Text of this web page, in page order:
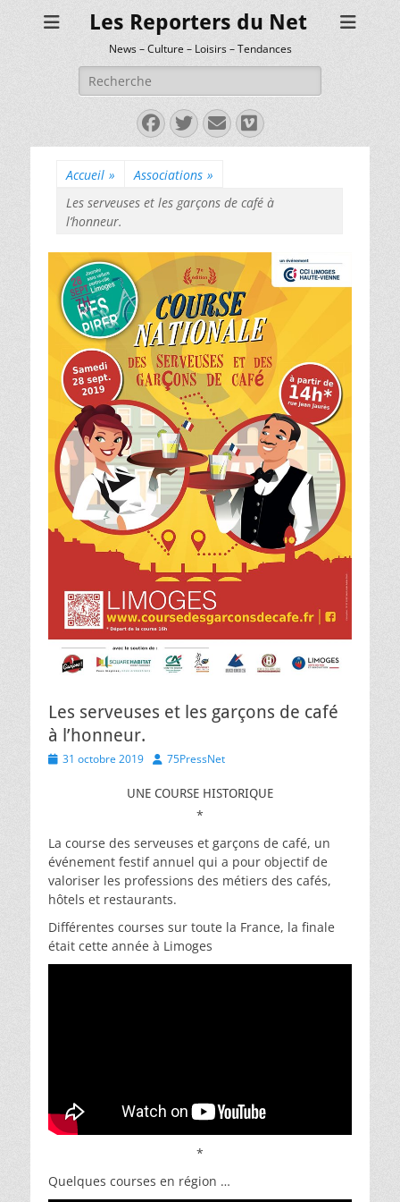
Les Reporters du Net
News – Culture – Loisirs – Tendances
Rechercher :
Facebook
Twitter
E-
mail
Vimeo
Accueil » Associations »
Les serveuses et les garçons de café à
l’honneur.
Les serveuses et les garçons de café
à l’honneur.
Posted
31 octobre 2019 Author
75PressNet
UNE COURSE HISTORIQUE
*
La course des serveuses et garçons de café, un
événement festif annuel qui a pour objectif de
valoriser les professions des métiers des cafés,
hôtels et restaurants.
Différentes courses sur toute la France, la finale
était cette année à Limoges
*
Quelques courses en région …